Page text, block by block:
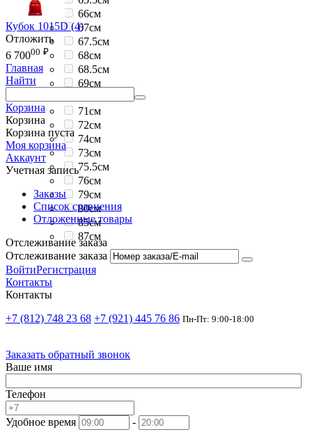
66см
67см
67.5см
68см
68.5см
69см
71см
72см
74см
73см
75.5см
76см
79см
80см
85см
87см
Кубок 1015D (4)
Отложить
6 70000 ₽
Главная
Найти
Корзина
Корзина
Корзина пуста
Моя корзина
Аккаунт
Учетная запись
Заказы
Список сравнения
Отложенные товары
Отслеживание заказа
Отслеживание заказа
ВойтиРегистрация
Контакты
Контакты
+7 (812) 748 23 68 +7 (921) 445 76 86 Пн-Пт: 9:00-18:00
Заказать обратный звонок
Ваше имя
Телефон
Удобное время
-